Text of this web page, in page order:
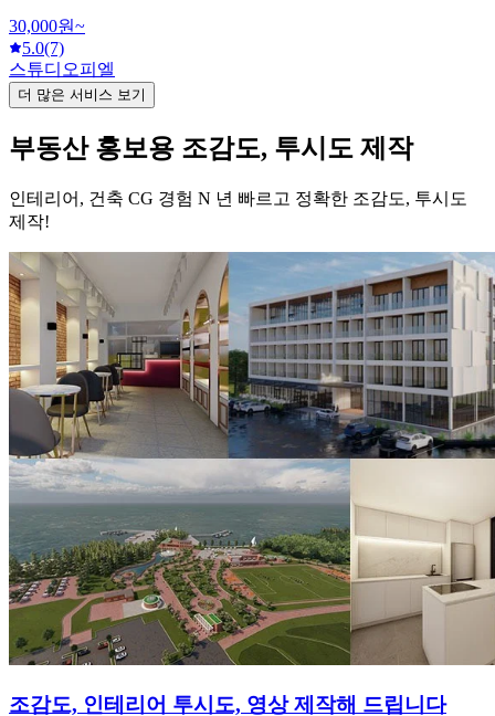
30,000원~
5.0(7)
스튜디오피엘
더 많은 서비스 보기
부동산 홍보용 조감도, 투시도 제작
인테리어, 건축 CG 경험 N 년 빠르고 정확한 조감도, 투시도
제작!
조감도, 인테리어 투시도, 영상 제작해 드립니다